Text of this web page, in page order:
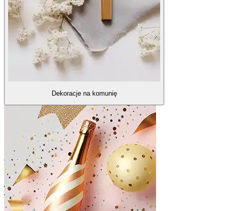
Dekoracje na komunię